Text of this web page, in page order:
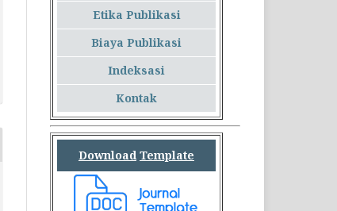
Etika Publikasi
Biaya Publikasi
Indeksasi
Kontak
Download Template